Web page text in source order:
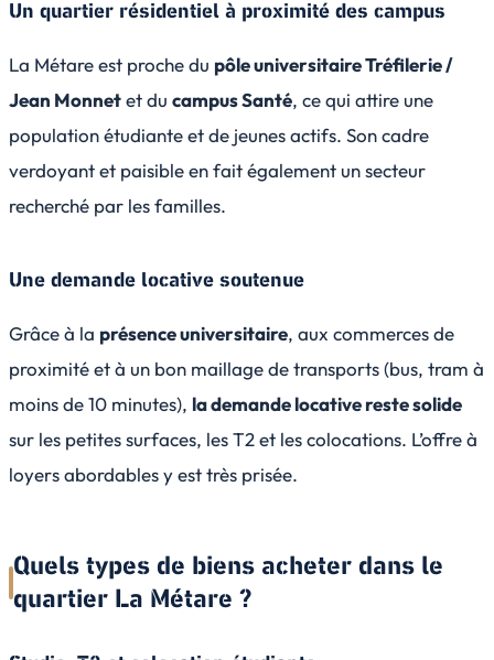
Un quartier résidentiel à proximité des campus
La Métare est proche du pôle universitaire Tréfilerie /
Jean Monnetet du campus Santé, ce qui attire une
population étudiante et de jeunes actifs. Son cadre
verdoyant et paisible en fait également un secteur
recherché par les familles.
Une demande locative soutenue
Grâce à la présence universitaire, aux commerces de
proximité et à un bon maillage de transports (bus, tram à
moins de 10 minutes), la demande locative reste solide
sur les petites surfaces, les T2 et les colocations. L’offre à
loyers abordables y est très prisée.
Quels types de biens acheter dans le
quartier La Métare ?